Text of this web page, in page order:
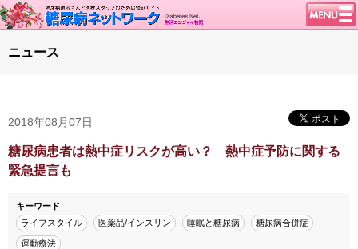
談話室BBS
糖尿病のきほん
特集・連載
腎臓の健康道
インスリンポンプ
ニュース
2018年08月07日
糖尿病患者は熱中症リスクが高い？ 熱中症予防に関する
緊急提言も
キーワード
ライフスタイル
医薬品/インスリン 睡眠と糖尿病 糖尿病合併症
運動療法